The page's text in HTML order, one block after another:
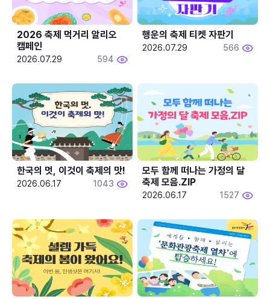
2026 축제 먹거리 알리오
캠페인
2026.07.29 594
행운의 축제 티켓 자판기
2026.07.29 566
한국의 멋, 이것이 축제의 맛!
2026.06.17 1043
모두 함께 떠나는 가정의 달
축제 모음.ZIP
2026.06.17 1527